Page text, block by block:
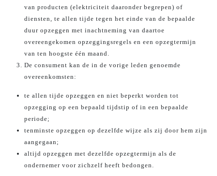
van producten (elektriciteit daaronder begrepen) of
diensten, te allen tijde tegen het einde van de bepaalde
duur opzeggen met inachtneming van daartoe
overeengekomen opzeggingsregels en een opzegtermijn
van ten hoogste één maand.
De consument kan de in de vorige leden genoemde
overeenkomsten:
te allen tijde opzeggen en niet beperkt worden tot
opzegging op een bepaald tijdstip of in een bepaalde
periode;
tenminste opzeggen op dezelfde wijze als zij door hem zijn
aangegaan;
altijd opzeggen met dezelfde opzegtermijn als de
ondernemer voor zichzelf heeft bedongen.